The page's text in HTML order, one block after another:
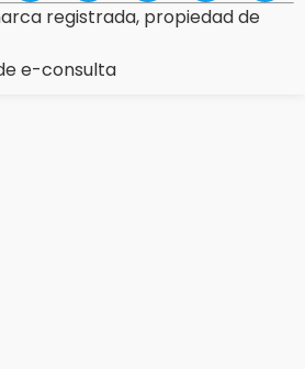
registrada, propiedad de
e-consulta